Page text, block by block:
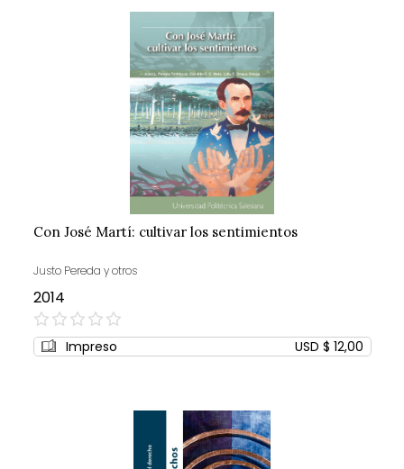
Con José Martí: cultivar los sentimientos
Justo Pereda y otros
2014
0%
Impreso USD $ 12,00